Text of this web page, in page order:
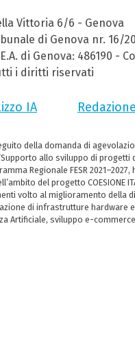
Vittoria 6/6 - Genova
di Genova nr. 16/
di Genova: 486190 -
i diritti riservati
IA
seguito della domanda di
allo sviluppo di
Regionale FESR
del progetto COESIONE
volto al miglioramento della
di infrastrutture hardware
Artificiale, sviluppo e-